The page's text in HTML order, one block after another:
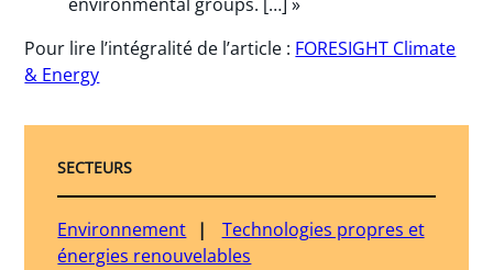
Pour lire l’intégralité de l’article : FORESIGHT Climate
& Energy
SECTEURS
Environnement
Technologies propres et
énergies renouvelables